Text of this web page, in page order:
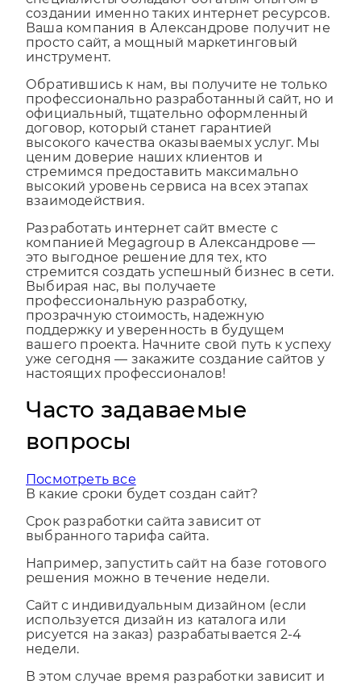
специалисты обладают богатым опытом в
создании именно таких интернет ресурсов.
Ваша компания в Александрове получит не
просто сайт, а мощный маркетинговый
Обратившись к нам, вы получите не только
профессионально разработанный сайт, но и
официальный, тщательно оформленный
договор, который станет гарантией
высокого качества оказываемых услуг. Мы
ценим доверие наших клиентов и
стремимся предоставить максимально
высокий уровень сервиса на всех этапах
Разработать интернет сайт вместе с
компанией Megagroup в Александрове —
это выгодное решение для тех, кто
стремится создать успешный бизнес в сети.
Выбирая нас, вы получаете
профессиональную разработку,
прозрачную стоимость, надежную
поддержку и уверенность в будущем
вашего проекта. Начните свой путь к успеху
уже сегодня — закажите создание сайтов у
Часто задаваемые
вопросы
Посмотреть все
Срок разработки сайта зависит от
Например, запустить сайт на базе готового
Сайт с индивидуальным дизайном (если
используется дизайн из каталога или
рисуется на заказ) разрабатывается 2-4